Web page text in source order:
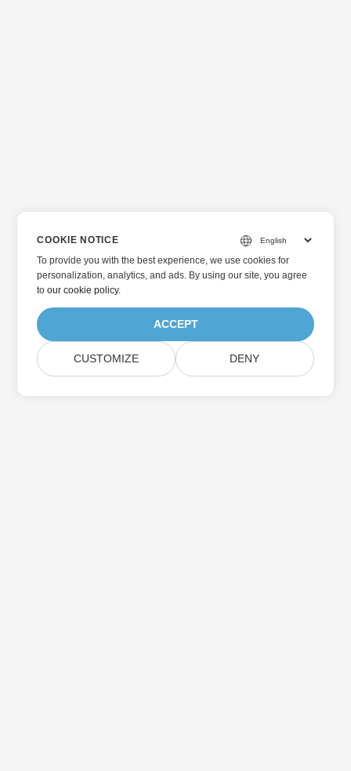
COOKIE NOTICE
To provide you with the best experience, we use cookies for
personalization, analytics, and ads. By using our site, you agree
toour cookie policy.
ACCEPT
CUSTOMIZE DENY